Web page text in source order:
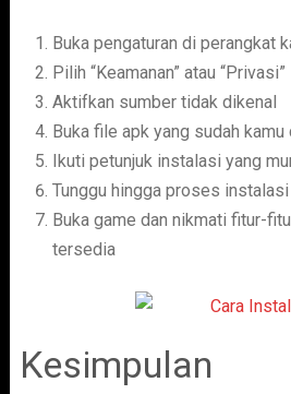
Buka pengaturan di perangkat
Pilih “Keamanan” atau “Privasi”
Aktifkan sumber tidak dikenal
Buka file apk yang sudah kamu
Ikuti petunjuk instalasi yang
Tunggu hingga proses
Buka game dan nikmati fitur-
tersedia
Kesimpulan